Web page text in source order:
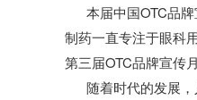
本届中国OTC品
制药一直专注于眼科
第三届OTC品牌宣传
随着时代的发展